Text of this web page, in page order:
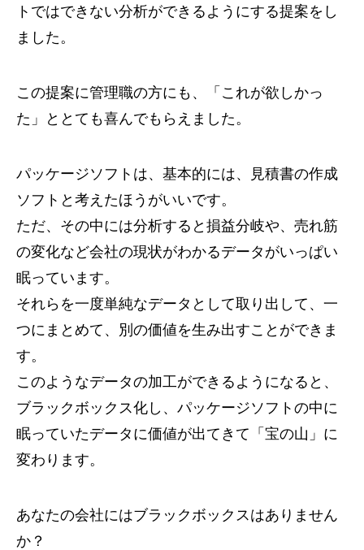
トではできない分析ができるようにする提案をし
ました。
この提案に管理職の方にも、「これが欲しかっ
た」ととても喜んでもらえました。
パッケージソフトは、基本的には、見積書の作成
ソフトと考えたほうがいいです。
ただ、その中には分析すると損益分岐や、売れ筋
の変化など会社の現状がわかるデータがいっぱい
眠っています。
それらを一度単純なデータとして取り出して、一
つにまとめて、別の価値を生み出すことができま
す。
このようなデータの加工ができるようになると、
ブラックボックス化し、パッケージソフトの中に
眠っていたデータに価値が出てきて「宝の山」に
変わります。
あなたの会社にはブラックボックスはありません
か？